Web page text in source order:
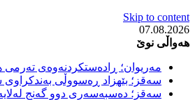
Skip to content
07.08.2026
هەواڵی نوێ
مەریوان؛ ڕادەستکردنەوەی تەرمی
سەقز؛ بێهزاد ڕەسووڵی بەندکراوی
سەقز؛ دەسبەسەری دوو گەنج